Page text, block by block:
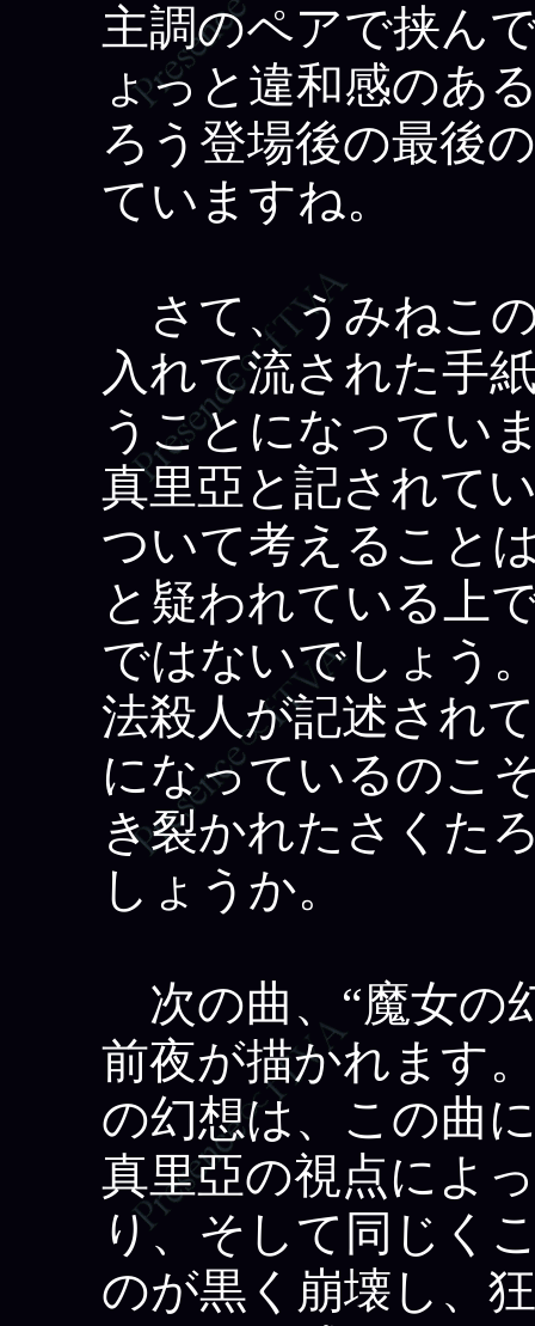
主調のペアで挟ん
ょっと違和感のあ
ろう登場後の最後
ていますね。
さて、うみねこ
入れて流された手
うことになってい
真里亞と記されて
ついて考えること
と疑われている上
ではないでしょう
法殺人が記述され
になっているのこ
き裂かれたさくた
しょうか。
次の曲、“魔女の
前夜が描かれます
の幻想は、この曲
真里亞の視点によ
り、そして同じく
のが黒く崩壊し、